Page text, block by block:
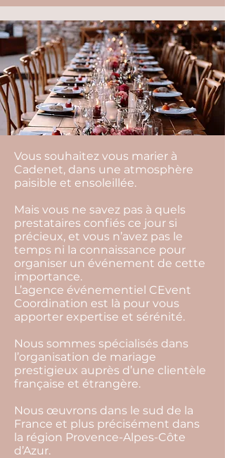
Vous souhaitez vous marier à
Cadenet, dans une atmosphère
paisible et ensoleillée.
Mais vous ne savez pas à quels
prestataires confiés ce jour si
précieux, et vous n’avez pas le
temps ni la connaissance pour
organiser un événement de cette
importance.
L’agence événementiel CEvent
Coordination est là pour vous
apporter expertise et sérénité.
Nous sommes spécialisés dans
l’organisation de mariage
prestigieux auprès d’une clientèle
française et étrangère.
Nous œuvrons dans le sud de la
France et plus précisément dans
la région Provence-Alpes-Côte
d’Azur.